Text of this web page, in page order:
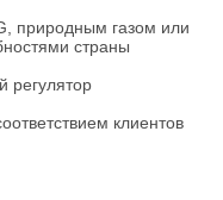
природным газом или
страны
регулятор
клиентов